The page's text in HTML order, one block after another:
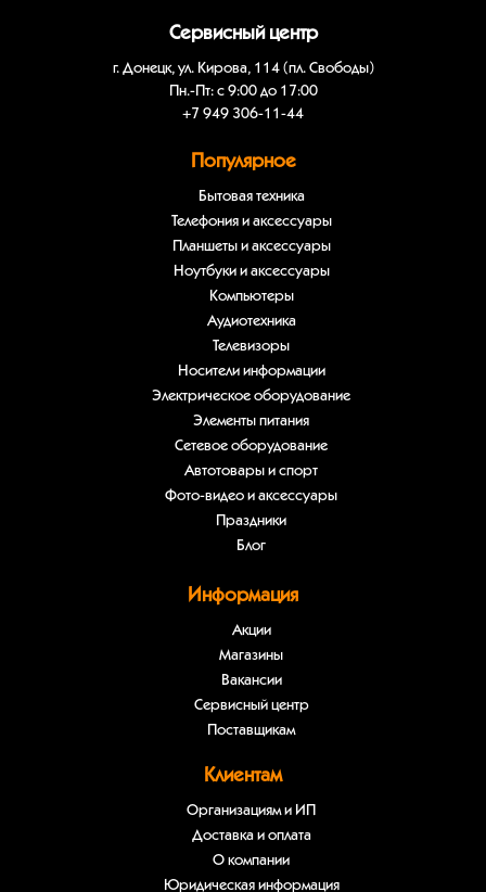
Сервисный центр
г. Донецк, ул. Кирова, 114 (пл. Свободы)
Пн.-Пт: с 9:00 до 17:00
+7 949 306-11-44
Популярное
Бытовая техника
Телефония и аксессуары
Планшеты и аксессуары
Ноутбуки и аксессуары
Компьютеры
Аудиотехника
Телевизоры
Носители информации
Электрическое оборудование
Элементы питания
Сетевое оборудование
Автотовары и спорт
Фото-видео и аксессуары
Праздники
Блог
Информация
Акции
Магазины
Вакансии
Сервисный центр
Поставщикам
Клиентам
Организациям и ИП
Доставка и оплата
О компании
Юридическая информация